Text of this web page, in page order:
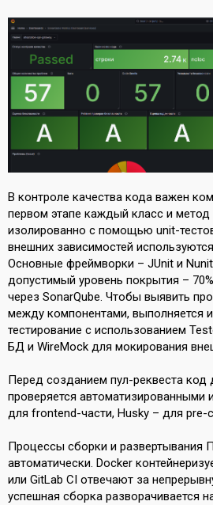
В контроле качества кода важен
первом этапе каждый класс и метод
изолированно с помощью unit-
внешних зависимостей
Основные фреймворки – JUnit и
допустимый уровень покрытия –
через SonarQube. Чтобы выявить
между компонентами, выполняется
тестирование с использованием
БД и WireMock для мокирования
Перед созданием пул-реквеста код
проверяется автоматизированными
для frontend-части, Husky – для pre-
Процессы сборки и развертывания
автоматически. Docker
или GitLab CI отвечают за
успешная сборка разворачивается